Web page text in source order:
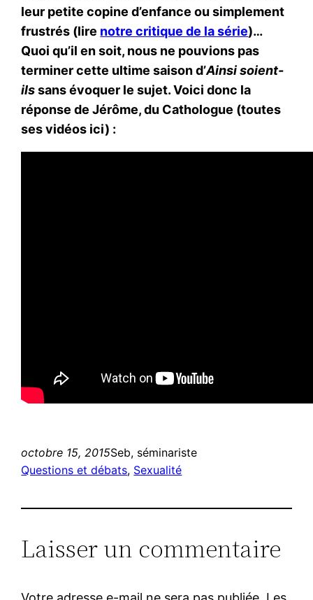
leur petite copine d’enfance ou simplement
frustrés (lire notre critique de la série)…
Quoi qu’il en soit, nous ne pouvions pas
terminer cette ultime saison d’Ainsi soient-
ilssans évoquer le sujet. Voici donc la
réponse de Jérôme, du Cathologue (toutes
ses vidéos ici) :
octobre 15, 2015Seb, séminariste
Questions et débats, Sexualité
Laisser un commentaire